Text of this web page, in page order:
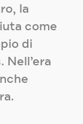
la
come
di
Nell’era